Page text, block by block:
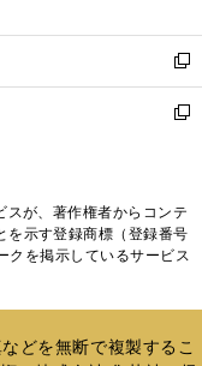
開
く
ウ
で
開
く
ン
ド
ウ
で
ウ
ィ
ン
ド
く
新
し
い
ド
ウ
で
新
ィ
ン
ド
開
が、著作権者からコンテ
を示す登録商標（登録番号
を掲示しているサービス
どを無断で複製するこ